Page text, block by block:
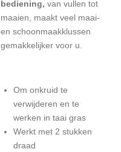
bediening, van vullen tot
maaien, maakt veel maai-
en schoonmaakklussen
gemakkelijker voor u.
Om onkruid te
verwijderen en te
werken in taai gras
Werkt met 2 stukken
draad